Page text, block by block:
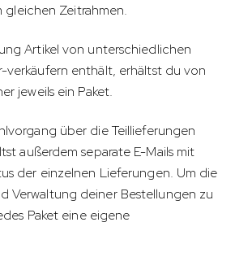
gleichen Zeitrahmen.
Artikel von unterschiedlichen
verkäufern enthält, erhältst du von
jeweils ein Paket.
über die Teillieferungen
außerdem separate E-Mails mit
der einzelnen Lieferungen. Um die
Verwaltung deiner Bestellungen zu
Paket eine eigene